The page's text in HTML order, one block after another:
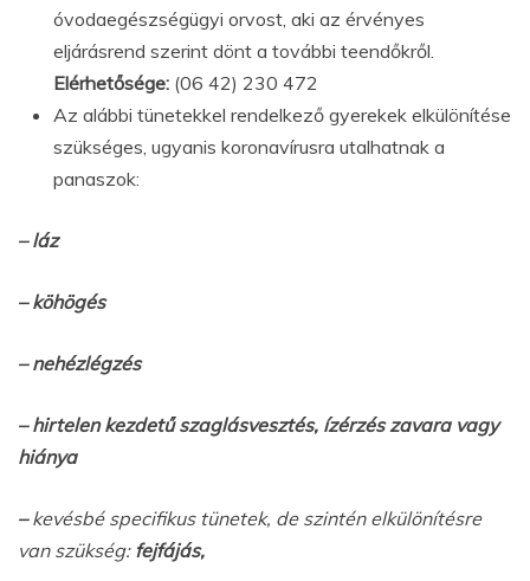
óvodaegészségügyi orvost, aki az érvényes
eljárásrend szerint dönt a további teendőkről.
Elérhetősége: (06 42) 230 472
Az alábbi tünetekkel rendelkező gyerekek elkülönítése
szükséges, ugyanis koronavírusra utalhatnak a
panaszok:
– láz
– köhögés
– nehézlégzés
– hirtelen kezdetű szaglásvesztés, ízérzés zavara vagy
hiánya
–kevésbé specifikus tünetek, de szintén elkülönítésre
van szükség:fejfájás,